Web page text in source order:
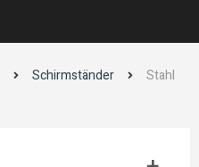
Schirmständer
Stahl